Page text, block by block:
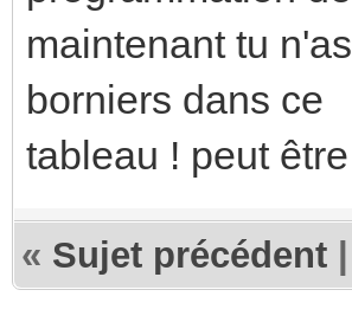
maintenant tu
borniers dans ce
tableau ! peut
« Sujet précédent